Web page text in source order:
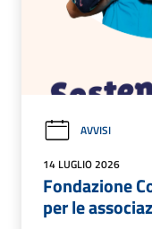
AVVISI
14 LUGLIO 2026
Fondazione
per le